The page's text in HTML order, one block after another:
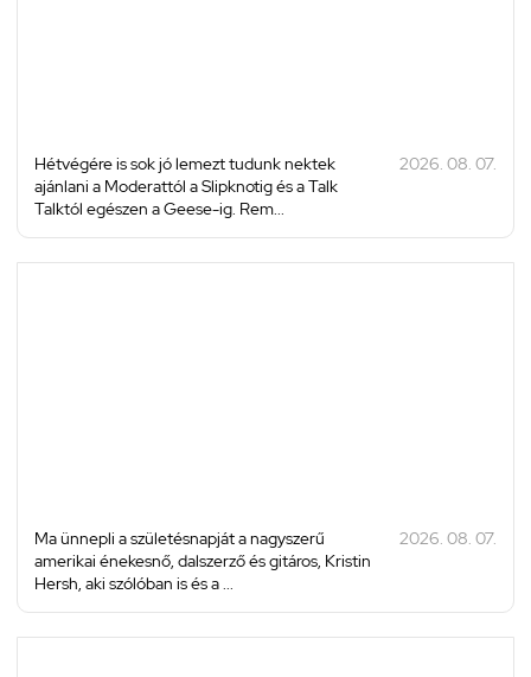
Hétvégére is sok jó lemezt tudunk nektek
ajánlani a Moderattól a Slipknotig és a Talk
Talktól egészen a Geese-ig. Rem...
2026. 08. 07.
Ma ünnepli a születésnapját a nagyszerű
amerikai énekesnő, dalszerző és gitáros, Kristin
Hersh, aki szólóban is és a ...
2026. 08. 07.